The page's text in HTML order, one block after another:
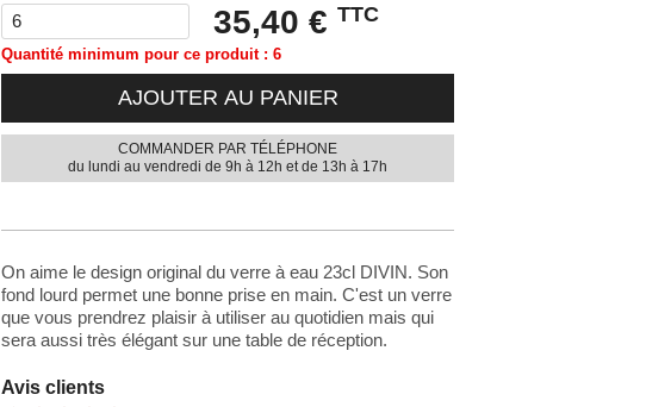
35,40 € TTC
Quantité minimum pour ce produit : 6
AJOUTER AU PANIER
COMMANDER PAR TÉLÉPHONE
du lundi au vendredi de 9h à 12h et de 13h à 17h
On aime le design original du verre à eau 23cl DIVIN. Son
fond lourd permet une bonne prise en main. C'est un verre
que vous prendrez plaisir à utiliser au quotidien mais qui
sera aussi très élégant sur une table de réception.
Avis clients